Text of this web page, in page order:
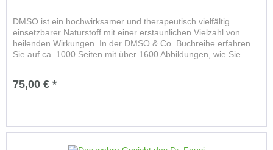
DMSO ist ein hochwirksamer und therapeutisch vielfältig
einsetzbarer Naturstoff mit einer erstaunlichen Vielzahl von
heilenden Wirkungen. In der DMSO & Co. Buchreihe erfahren
Sie auf ca. 1000 Seiten mit über 1600 Abbildungen, wie Sie
75,00 € *